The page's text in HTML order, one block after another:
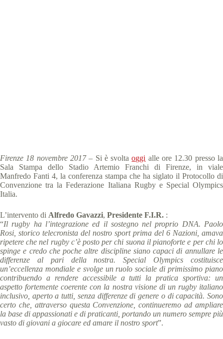
Firenze 18 novembre 2017– Si è svoltaoggi alle ore 12.30 presso la
Sala Stampa dello Stadio Artemio Franchi di Firenze, in viale
Manfredo Fanti 4, la conferenza stampa che ha siglato il Protocollo di
Convenzione tra la Federazione Italiana Rugby e Special Olympics
Italia.
L’intervento di Alfredo Gavazzi, Presidente F.I.R. :
“Il rugby ha l’integrazione ed il sostegno nel proprio DNA. Paolo
Rosi, storico telecronista del nostro sport prima del 6 Nazioni, amava
ripetere che nel rugby c’è posto per chi suona il pianoforte e per chi lo
spinge e credo che poche altre discipline siano capaci di annullare le
differenze al pari della nostra. Special Olympics costituisce
un’eccellenza mondiale e svolge un ruolo sociale di primissimo piano
contribuendo a rendere accessibile a tutti la pratica sportiva: un
aspetto fortemente coerente con la nostra visione di un rugby italiano
inclusivo, aperto a tutti, senza differenze di genere o di capacità. Sono
certo che, attraverso questa Convenzione, continueremo ad ampliare
la base di appassionati e di praticanti, portando un numero sempre più
vasto di giovani a giocare ed amare il nostro sport”.